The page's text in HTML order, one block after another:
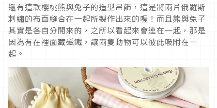
還有這款櫻桃熊與兔子的造型吊飾，這是將兩片俄羅斯
刺繡的布面縫合在一起所製作出來的喔！而且熊與兔子
其實是各自分開來的，之所以看起來會連在一起，那是
因為有在裡面藏磁鐵，讓兩隻動物可以彼此吸附在一
起。